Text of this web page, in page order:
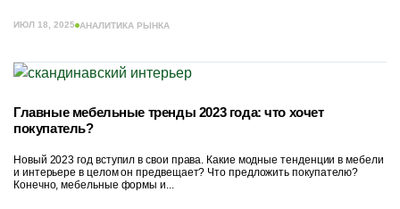
ИЮЛ 18, 2025 АНАЛИТИКА РЫНКА
Главные мебельные тренды 2023 года: что хочет
покупатель?
Новый 2023 год вступил в свои права. Какие модные тенденции в мебели
и интерьере в целом он предвещает? Что предложить покупателю?
Конечно, мебельные формы и...